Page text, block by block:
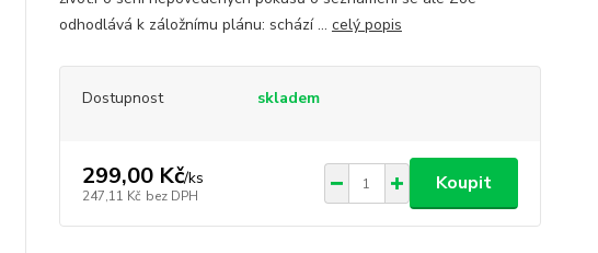
odhodlává k záložnímu plánu: schází ... celý popis
Dostupnost skladem
299,00 Kč/ks
247,11 Kč bez DPH
Koupit